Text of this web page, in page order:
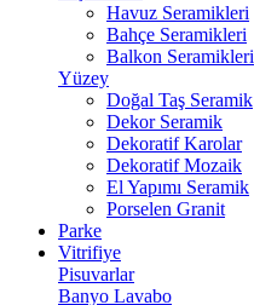
Havuz Seramikleri
Bahçe Seramikleri
Balkon Seramikleri
Yüzey
Doğal Taş Seramik
Dekor Seramik
Dekoratif Karolar
Dekoratif Mozaik
El Yapımı Seramik
Porselen Granit
Parke
Vitrifiye
Pisuvarlar
Banyo Lavabo